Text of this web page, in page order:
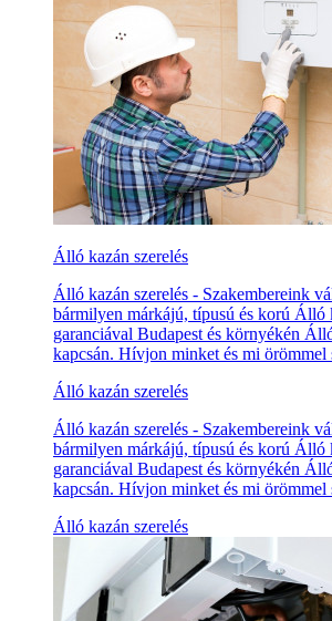
Álló kazán szerelés
Álló kazán szerelés - Szakembereink
bármilyen márkájú, típusú és korú Álló
garanciával Budapest és környékén
kapcsán. Hívjon minket és mi örömmel
Álló kazán szerelés
Álló kazán szerelés - Szakembereink
bármilyen márkájú, típusú és korú Álló
garanciával Budapest és környékén
kapcsán. Hívjon minket és mi örömmel
Álló kazán szerelés